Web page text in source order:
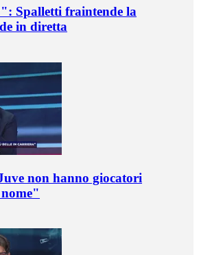
Spalletti fraintende la
in diretta
non hanno giocatori